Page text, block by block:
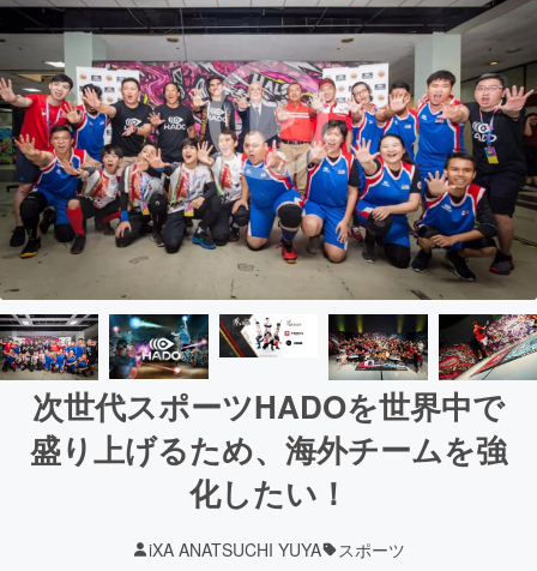
次世代スポーツHADOを世界中で
盛り上げるため、海外チームを強
化したい！
iXA ANATSUCHI YUYA スポーツ